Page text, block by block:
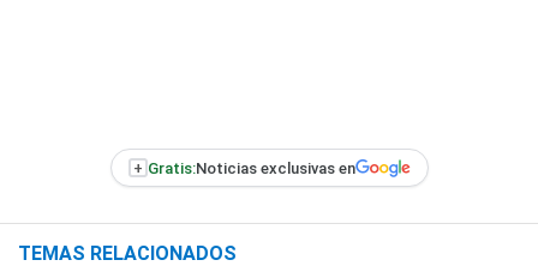
+ Gratis:Noticias exclusivas en
TEMAS RELACIONADOS